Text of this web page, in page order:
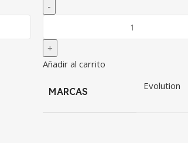
Añadir al carrito
MARCAS Evolution